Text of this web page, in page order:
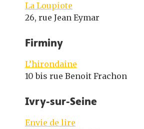
La Loupiote
26, rue Jean Eymar
Firminy
L’hirondaine
10 bis rue Benoit Frachon
Ivry-sur-Seine
Envie de lire